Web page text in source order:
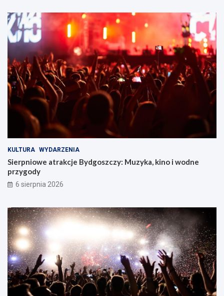
KULTURA WYDARZENIA
Sierpniowe atrakcje Bydgoszczy: Muzyka, kino i wodne
przygody
6 sierpnia 2026